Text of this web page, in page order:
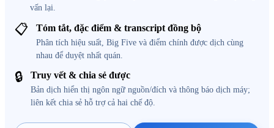
vấn lại.
📋 Tóm tắt, đặc điểm & transcript đồng bộ
Phân tích hiệu suất, Big Five và điểm chính được dịch cùng
nhau để duyệt nhất quán.
🔒 Truy vết & chia sẻ được
Bản dịch hiển thị ngôn ngữ nguồn/đích và thông báo dịch máy;
liên kết chia sẻ hỗ trợ cả hai chế độ.